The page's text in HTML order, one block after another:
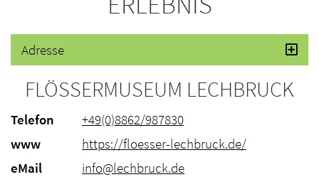
Adresse
FLÖSSERMUSEUM LECHBRUCK
Telefon
+49(0)8862/987830
www
https://floesser-lechbruck.de/
eMail
info@lechbruck.de